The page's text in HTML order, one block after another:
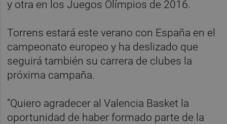
y otra en los Juegos Olímpios de 2016.
Torrens estará este verano con España en el
campeonato europeo y ha deslizado que
seguirá también su carrera de clubes la
próxima campaña.
“Quiero agradecer al Valencia Basket la
oportunidad de haber formado parte de la